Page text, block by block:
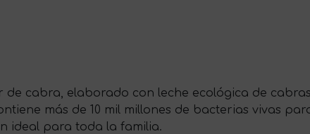
de cabra, elaborado con leche ecológica de
más de 10 mil millones de bacterias vivas
ideal para toda la familia.